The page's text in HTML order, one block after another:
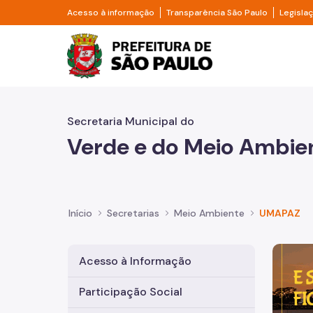
Pular para o Conteúdo principal
Acesso à informação Divisor de acesso à informação
Transparência São Paulo Divisor
Prefeitura de São
Secretaria Municipal do
Verde e do Meio
Início Secretarias Meio Ambiente UMAPAZ
Acesso à Informação
Participação Social